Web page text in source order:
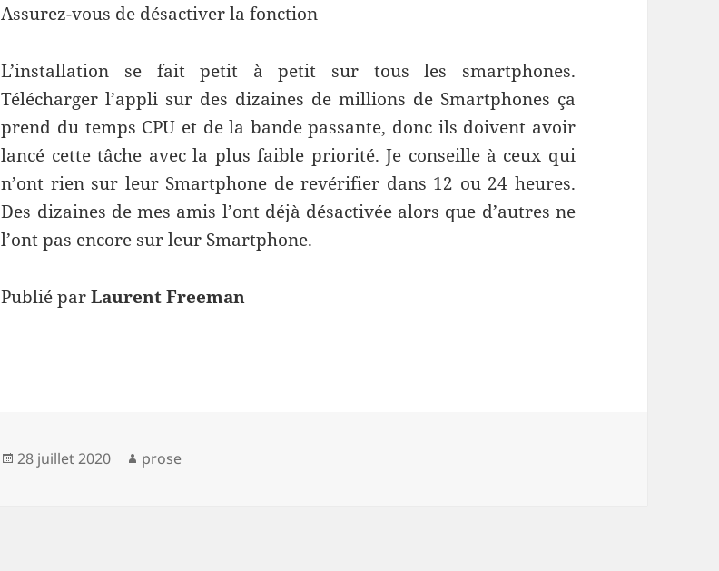
Assurez-vous de désactiver la fonction
L’installation se fait petit à petit sur tous les smartphones.
Télécharger l’appli sur des dizaines de millions de Smartphones ça
prend du temps CPU et de la bande passante, donc ils doivent avoir
lancé cette tâche avec la plus faible priorité. Je conseille à ceux qui
n’ont rien sur leur Smartphone de revérifier dans 12 ou 24 heures.
Des dizaines de mes amis l’ont déjà désactivée alors que d’autres ne
l’ont pas encore sur leur Smartphone.
Publié parLaurent Freeman
Publié
28 juillet 2020 Auteur
prose